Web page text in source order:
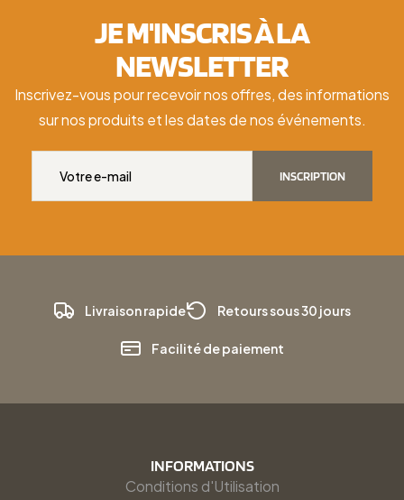
JE M'INSCRIS À LA
NEWSLETTER
Inscrivez-vous pour recevoir nos offres, des informations
sur nos produits et les dates de nos événements.
INSCRIPTION
Livraison rapide Retours sous 30 jours
Facilité de paiement
INFORMATIONS
Conditions d'Utilisation